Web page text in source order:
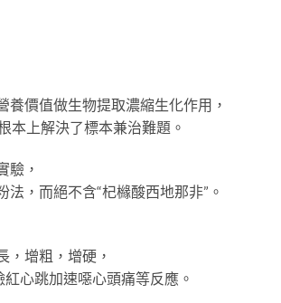
價值做生物提取濃縮生化作用，
本上解決了標本兼治難題。
驗，
，而絕不含“杞櫞酸西地那非”。
，增粗，增硬，
心跳加速噁心頭痛等反應。